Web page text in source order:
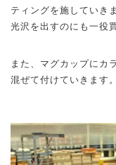
ティングを施していき
光沢を出すのにも一役
また、マグカップにカ
混ぜて付けていきます。